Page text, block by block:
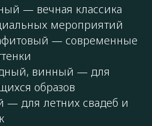
— вечная классика
мероприятий
— современные
винный — для
образов
— для летних свадеб и